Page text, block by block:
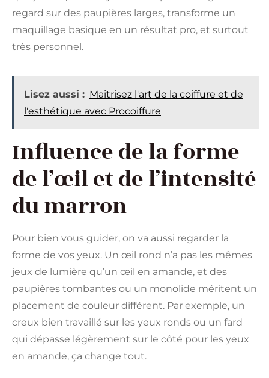
regard sur des paupières larges, transforme un
maquillage basique en un résultat pro, et surtout
très personnel.
Lisez aussi : Maîtrisez l'art de la coiffure et de
l'esthétique avec Procoiffure
Influence de la forme
de l’œil et de l’intensité
du marron
Pour bien vous guider, on va aussi regarder la
forme de vos yeux. Un œil rond n’a pas les mêmes
jeux de lumière qu’un œil en amande, et des
paupières tombantes ou un monolide méritent un
placement de couleur différent. Par exemple, un
creux bien travaillé sur les yeux ronds ou un fard
qui dépasse légèrement sur le côté pour les yeux
en amande, ça change tout.